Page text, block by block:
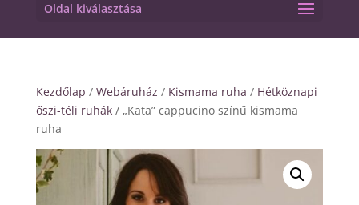
Oldal kiválasztása
Kezdőlap / Webáruház / Kismama ruha / Hétköznapi
őszi-téli ruhák/ „Kata” cappucino színű kismama
ruha